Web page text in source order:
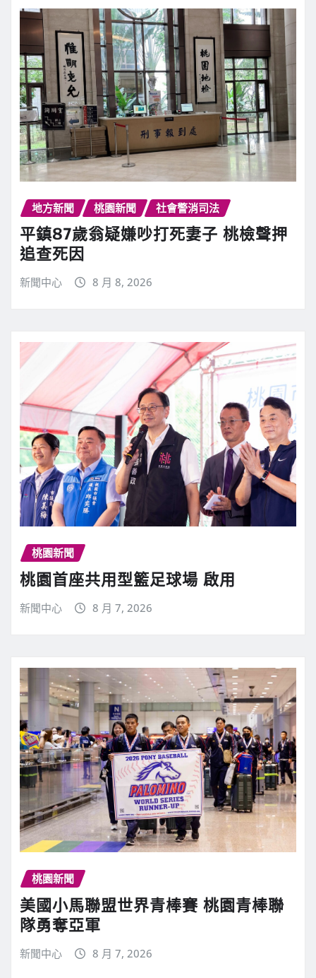
地方新聞 桃園新聞 社會警消司法
平鎮87歲翁疑嫌吵打死妻子 桃檢聲押
追查死因
新聞中心 8 月 8, 2026
桃園新聞
桃園首座共用型籃足球場 啟用
新聞中心 8 月 7, 2026
桃園新聞
美國小馬聯盟世界青棒賽 桃園青棒聯
隊勇奪亞軍
新聞中心 8 月 7, 2026